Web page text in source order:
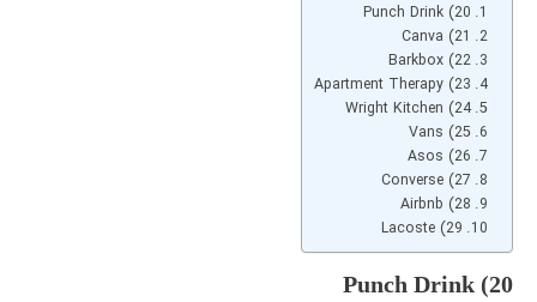
20) Punch Drink
21) Canva
22) Barkbox
23) Apartment Therapy
24) Wright Kitchen
25) Vans
26) Asos
27) Converse
28) Airbnb
29) Lacoste
20) Punch Drink